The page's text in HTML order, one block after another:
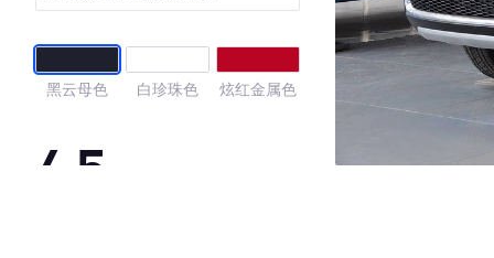
黑云母色 白珍珠色 炫红金属色
4.5